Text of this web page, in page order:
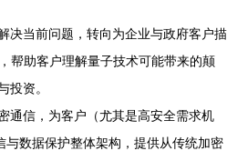
决当前问题，转向为企业与政府客户描
帮助客户理解量子技术可能带来的颠
投资。
通信，为客户（尤其是高安全需求机
与数据保护整体架构，提供从传统加密